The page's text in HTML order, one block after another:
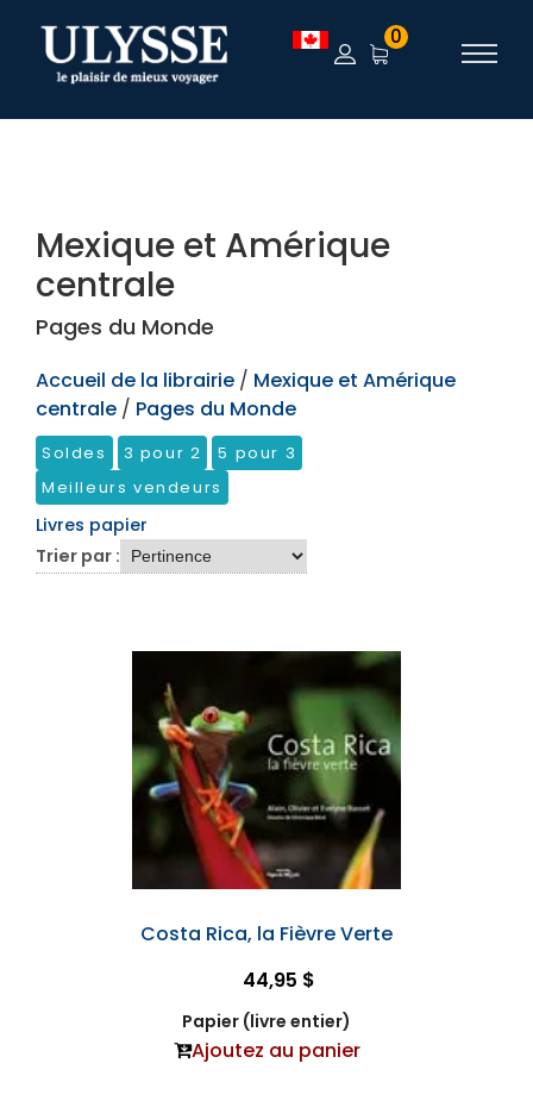
TEST 0
Mexique et Amérique
centrale
Pages du Monde
Accueil de la librairie / Mexique et Amérique
centrale / Pages du Monde
Soldes 3 pour 2
5 pour 3
Meilleurs vendeurs
Livres papier
Trier par :
Costa Rica, la Fièvre Verte
44,95 $
Papier (livre entier)
Ajoutez au panier